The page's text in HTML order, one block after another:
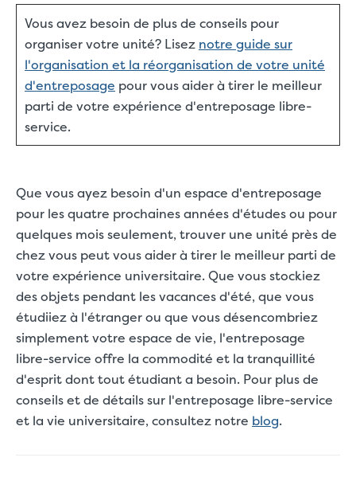
Vous avez besoin de plus de conseils pour
organiser votre unité? Lisez notre guide sur
l'organisation et la réorganisation de votre unité
d'entreposage pour vous aider à tirer le meilleur
parti de votre expérience d'entreposage libre-
service.
Que vous ayez besoin d'un espace d'entreposage
pour les quatre prochaines années d'études ou pour
quelques mois seulement, trouver une unité près de
chez vous peut vous aider à tirer le meilleur parti de
votre expérience universitaire. Que vous stockiez
des objets pendant les vacances d'été, que vous
étudiiez à l'étranger ou que vous désencombriez
simplement votre espace de vie, l'entreposage
libre-service offre la commodité et la tranquillité
d'esprit dont tout étudiant a besoin. Pour plus de
conseils et de détails sur l'entreposage libre-service
et la vie universitaire, consultez notre blog.